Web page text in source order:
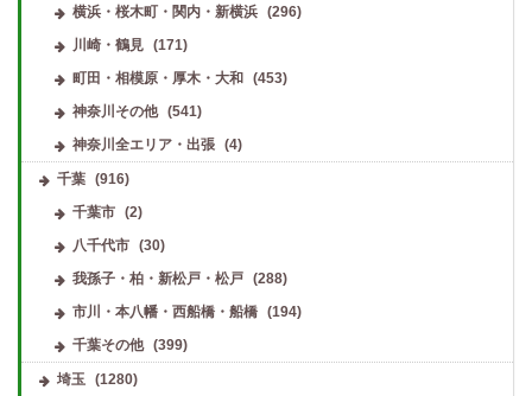
横浜・桜木町・関内・新横浜
(296)
川崎・鶴見
(171)
町田・相模原・厚木・大和
(453)
神奈川その他
(541)
神奈川全エリア・出張
(4)
千葉 (916)
千葉市
(2)
八千代市
(30)
我孫子・柏・新松戸・松戸
(288)
市川・本八幡・西船橋・船橋
(194)
千葉その他
(399)
埼玉
(1280)